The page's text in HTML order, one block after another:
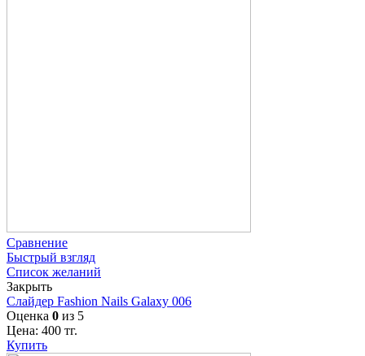
Сравнение
Быстрый взгляд
Список желаний
Закрыть
Слайдер Fashion Nails Galaxy 006
Оценка 0 из 5
Цена: 400 тг.
Купить